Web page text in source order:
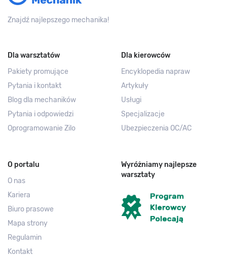
Znajdź najlepszego mechanika!
Dla warsztatów
Pakiety promujące
Pytania i kontakt
Blog dla mechaników
Pytania i odpowiedzi
Oprogramowanie Zilo
Dla kierowców
Encyklopedia napraw
Artykuły
Usługi
Specjalizacje
Ubezpieczenia OC/AC
O portalu
O nas
Kariera
Biuro prasowe
Mapa strony
Regulamin
Kontakt
Wyróżniamy najlepsze
warsztaty